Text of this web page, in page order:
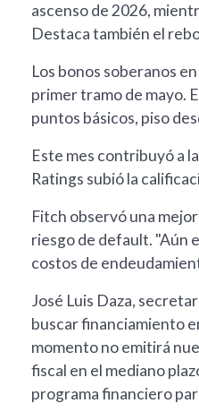
ascenso de 2026,
Destaca también el
Los bonos soberanos
primer tramo de mayo.
puntos básicos, piso
Este mes contribuyó a
Ratings subió la
Fitch observó una
riesgo de default. "Aún
costos de
José Luis Daza,
buscar financiamiento
momento no emitirá
fiscal en el mediano
programa financiero